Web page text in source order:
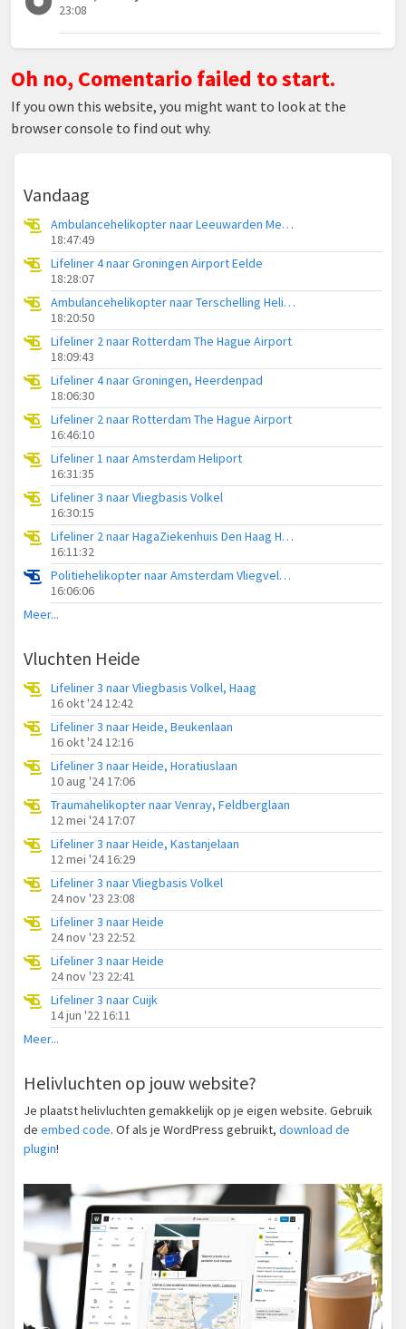
23:08
Oh no, Comentario failed to start.
If you own this website, you might want to look at the
browser console to find out why.
Vandaag
Ambulancehelikopter naar Leeuwarden Medical Center Heliport
18:47:49
Lifeliner 4 naar Groningen Airport Eelde
18:28:07
Ambulancehelikopter naar Terschelling Heliport
18:20:50
Lifeliner 2 naar Rotterdam The Hague Airport
18:09:43
Lifeliner 4 naar Groningen, Heerdenpad
18:06:30
Lifeliner 2 naar Rotterdam The Hague Airport
16:46:10
Lifeliner 1 naar Amsterdam Heliport
16:31:35
Lifeliner 3 naar Vliegbasis Volkel
16:30:15
Lifeliner 2 naar HagaZiekenhuis Den Haag Heliport
16:11:32
Politiehelikopter naar Amsterdam Vliegveld Schiphol
16:06:06
Meer...
Vluchten Heide
Lifeliner 3 naar Vliegbasis Volkel, Haag
16 okt '24 12:42
Lifeliner 3 naar Heide, Beukenlaan
16 okt '24 12:16
Lifeliner 3 naar Heide, Horatiuslaan
10 aug '24 17:06
Traumahelikopter naar Venray, Feldberglaan
12 mei '24 17:07
Lifeliner 3 naar Heide, Kastanjelaan
12 mei '24 16:29
Lifeliner 3 naar Vliegbasis Volkel
24 nov '23 23:08
Lifeliner 3 naar Heide
24 nov '23 22:52
Lifeliner 3 naar Heide
24 nov '23 22:41
Lifeliner 3 naar Cuijk
14 jun '22 16:11
Meer...
Helivluchten op jouw website?
Je plaatst helivluchten gemakkelijk op je eigen website. Gebruik
de embed code. Of als je WordPress gebruikt, download de
plugin!